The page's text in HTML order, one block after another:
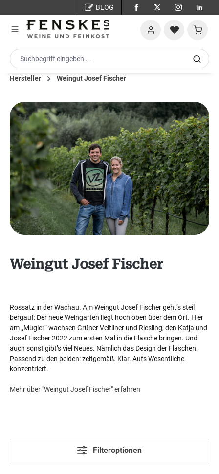
BLOG
Hersteller Weingut Josef Fischer
Weingut Josef Fischer
Rossatz in der Wachau. Am Weingut Josef Fischer geht’s steil
bergauf: Der neue Weingarten liegt hoch oben über dem Ort. Hier
am „Mugler“ wachsen Grüner Veltliner und Riesling, den Katja und
Josef Fischer 2022 zum ersten Mal in die Flasche bringen. Und
auch sonst gibt’s viel Neues. Nämlich das Design der Flaschen.
Passend zu den beiden: zeitgemäß. Klar. Aufs Wesentliche
konzentriert.
Mehr über "Weingut Josef Fischer" erfahren
Filteroptionen